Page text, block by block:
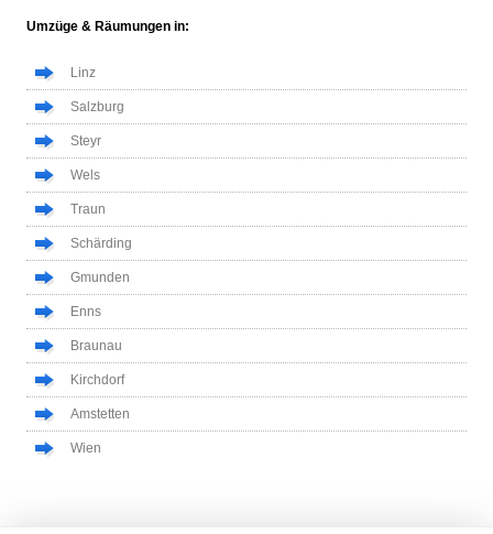
Umzüge & Räumungen in:
Linz
Salzburg
Steyr
Wels
Traun
Schärding
Gmunden
Enns
Braunau
Kirchdorf
Amstetten
Wien